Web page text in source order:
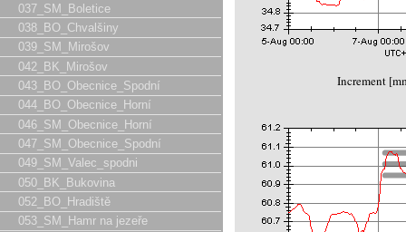
037_SM_Boletice
038_BO_Chvalšiny
039_SM_Mirošov
042_BK_Mirošov
043_BO_Obecnice_Spodní
044_BO_Obecnice_Horní
046_SM_Obecnice_Horní
047_SM_Obecnice_Spodní
049_SM_Valec_spodni
050_BK_Bukovina
052_BO_Hradiště
053_SM_Hamr na jezeře
Increment